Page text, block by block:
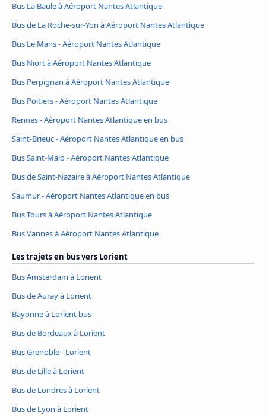
Bus La Baule à Aéroport Nantes Atlantique
Bus de La Roche-sur-Yon à Aéroport Nantes Atlantique
Bus Le Mans - Aéroport Nantes Atlantique
Bus Niort à Aéroport Nantes Atlantique
Bus Perpignan à Aéroport Nantes Atlantique
Bus Poitiers - Aéroport Nantes Atlantique
Rennes - Aéroport Nantes Atlantique en bus
Saint-Brieuc - Aéroport Nantes Atlantique en bus
Bus Saint-Malo - Aéroport Nantes Atlantique
Bus de Saint-Nazaire à Aéroport Nantes Atlantique
Saumur - Aéroport Nantes Atlantique en bus
Bus Tours à Aéroport Nantes Atlantique
Bus Vannes à Aéroport Nantes Atlantique
Les trajets en bus vers Lorient
Bus Amsterdam à Lorient
Bus de Auray à Lorient
Bayonne à Lorient bus
Bus de Bordeaux à Lorient
Bus Grenoble - Lorient
Bus de Lille à Lorient
Bus de Londres à Lorient
Bus de Lyon à Lorient